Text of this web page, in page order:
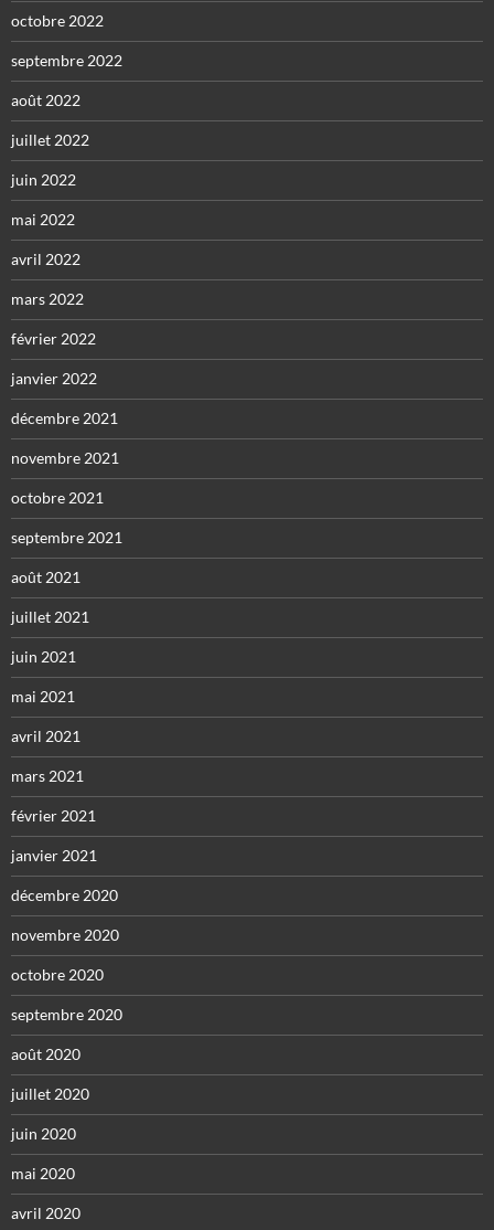
octobre 2022
septembre 2022
août 2022
juillet 2022
juin 2022
mai 2022
avril 2022
mars 2022
février 2022
janvier 2022
décembre 2021
novembre 2021
octobre 2021
septembre 2021
août 2021
juillet 2021
juin 2021
mai 2021
avril 2021
mars 2021
février 2021
janvier 2021
décembre 2020
novembre 2020
octobre 2020
septembre 2020
août 2020
juillet 2020
juin 2020
mai 2020
avril 2020